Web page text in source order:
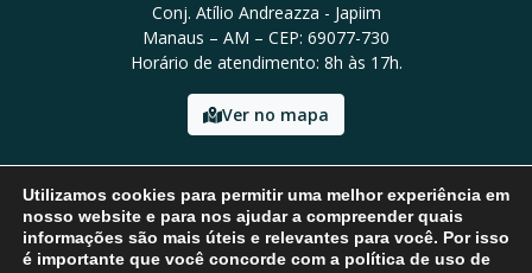
Conj. Atílio Andreazza - Japiim
Manaus – AM – CEP: 69077-730
Horário de atendimento: 8h às 17h.
Ver no mapa
Email: presidencia@idam.am.gov.br
Tel: (92) 98452-9911
Utilizamos cookies para permitir uma melhor experiência em
nosso website e para nos ajudar a compreender quais
informações são mais úteis e relevantes para você. Por isso
é importante que você concorde com a política de uso de